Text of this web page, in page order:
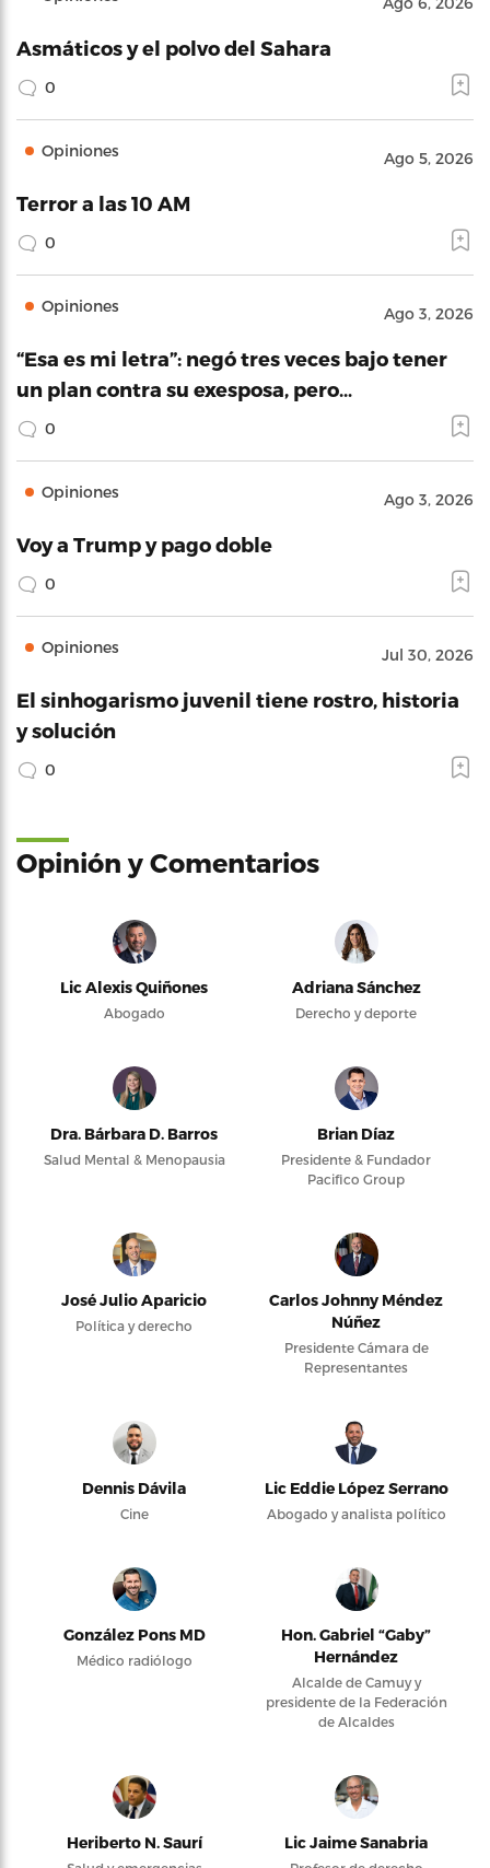
Asmáticos y el polvo del Sahara
0
Opiniones Ago 5, 2026
Terror a las 10 AM
0
Opiniones Ago 3, 2026
“Esa es mi letra”: negó tres veces bajo tener
un plan contra su exesposa, pero…
0
Opiniones Ago 3, 2026
Voy a Trump y pago doble
0
Opiniones Jul 30, 2026
El sinhogarismo juvenil tiene rostro, historia
y solución
0
Opinión y Comentarios
Lic Alexis Quiñones
Abogado
Adriana Sánchez
Derecho y deporte
Dra. Bárbara D. Barros
Salud Mental & Menopausia
Brian Díaz
Presidente & Fundador
Pacifico Group
José Julio Aparicio
Política y derecho
Carlos Johnny Méndez
Núñez
Presidente Cámara de
Representantes
Dennis Dávila
Cine
Lic Eddie López Serrano
Abogado y analista político
González Pons MD
Médico radiólogo
Hon. Gabriel “Gaby”
Hernández
Alcalde de Camuy y
presidente de la Federación
de Alcaldes
Heriberto N. Saurí Lic Jaime Sanabria